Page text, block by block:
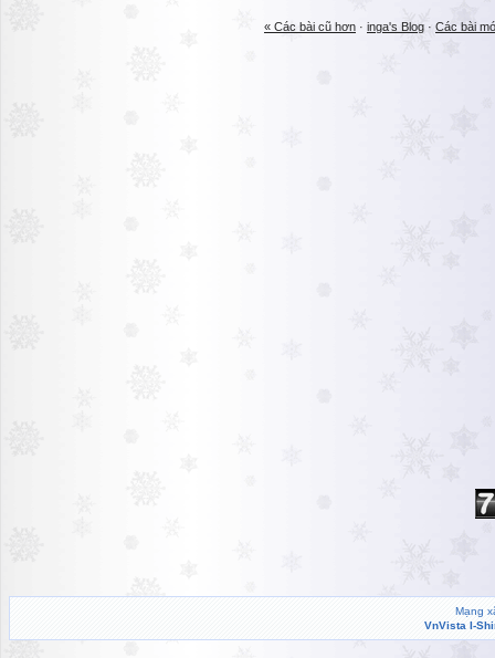
« Các bài cũ hơn · inga's Blog · Các bài
Mạng
VnVista I-